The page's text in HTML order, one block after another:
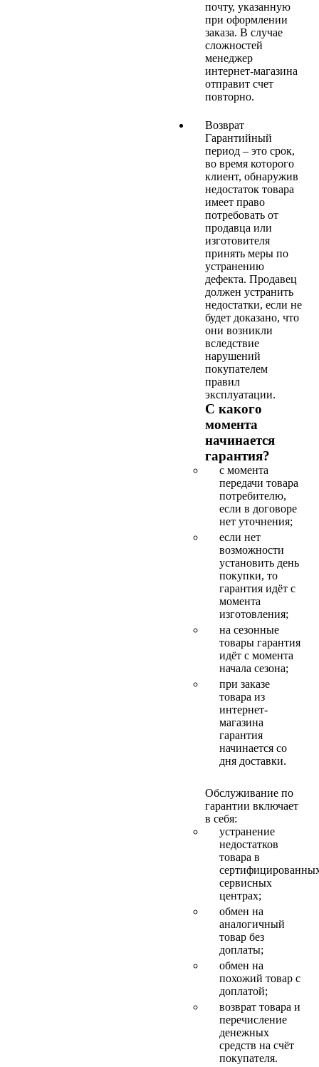
почту, указанную
при оформлении
заказа. В случае
сложностей
менеджер
интернет-магазина
отправит счет
повторно.
Возврат
Гарантийный
период – это срок,
во время которого
клиент, обнаружив
недостаток товара
имеет право
потребовать от
продавца или
изготовителя
принять меры по
устранению
дефекта. Продавец
должен устранить
недостатки, если не
будет доказано, что
они возникли
вследствие
нарушений
покупателем
правил
эксплуатации.
С какого
момента
начинается
гарантия?
с момента
передачи товара
потребителю,
если в договоре
нет уточнения;
если нет
возможности
установить день
покупки, то
гарантия идёт с
момента
изготовления;
на сезонные
товары гарантия
идёт с момента
начала сезона;
при заказе
товара из
интернет-
магазина
гарантия
начинается со
дня доставки.
Обслуживание по
гарантии включает
в себя:
устранение
недостатков
товара в
сервисных
центрах;
обмен на
аналогичный
товар без
доплаты;
обмен на
похожий товар с
доплатой;
возврат товара и
перечисление
денежных
средств на счёт
покупателя.